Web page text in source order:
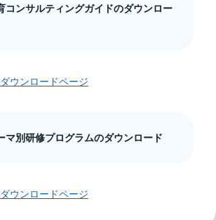
コンサルティングガイドのダウンロー
ウンロードページ
マ別研修プログラムのダウンロード
ウンロードページ